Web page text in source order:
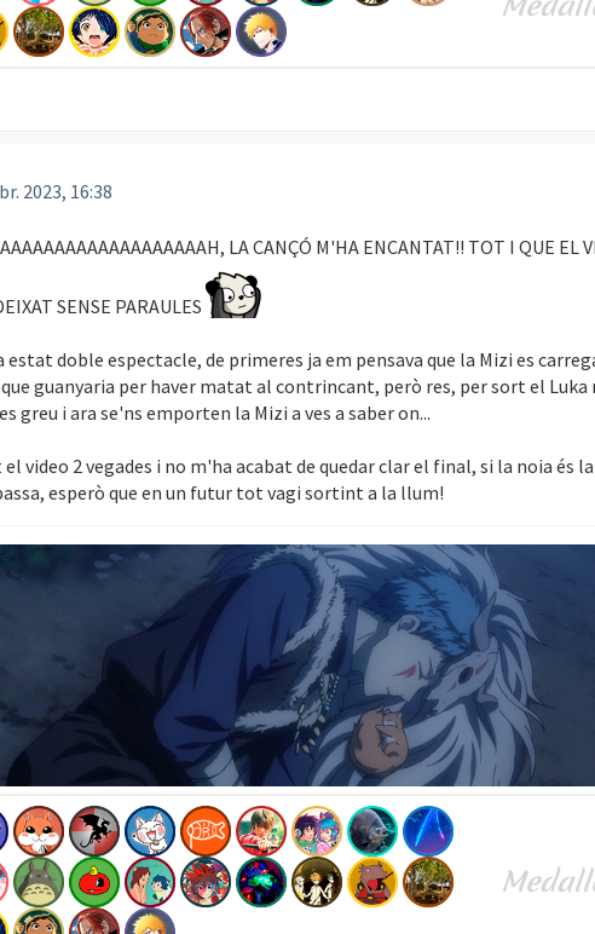
2023, 16:38
LA CANÇÓ M'HA ENCANTAT!! TOT I QUE EL
SENSE PARAULES
estat doble espectacle, de primeres ja em pensava que la Mizi es
que guanyaria per haver matat al contrincant, però res, per sort el Luka
greu i ara se'ns emporten la Mizi a ves a saber on...
el video 2 vegades i no m'ha acabat de quedar clar el final, si la noia és
esperò que en un futur tot vagi sortint a la llum!